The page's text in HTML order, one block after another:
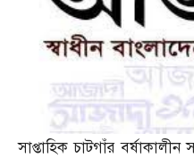
সাপ্তাহিক চাটগাঁর